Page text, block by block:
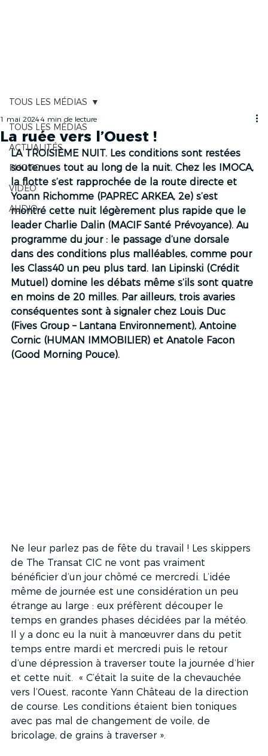
TOUS LES MÉDIAS
ACTUALITÉS
PHOTO
VIDÉO
AUDIO
TOUS LES MÉDIAS
La ruée vers l’Ouest !
1 mai 20244 min de lecture
LA TROISIÈME NUIT. Les conditions sont restées
soutenues tout au long de la nuit. Chez les IMOCA,
la flotte s’est rapprochée de la route directe et
Yoann Richomme (PAPREC ARKEA, 2e) s’est
montré cette nuit légèrement plus rapide que le
leader Charlie Dalin (MACIF Santé Prévoyance). Au
programme du jour : le passage d’une dorsale
dans des conditions plus malléables, comme pour
les Class40 un peu plus tard. Ian Lipinski (Crédit
Mutuel) domine les débats même s’ils sont quatre
en moins de 20 milles. Par ailleurs, trois avaries
conséquentes sont à signaler chez Louis Duc
(Fives Group – Lantana Environnement), Antoine
Cornic (HUMAN IMMOBILIER) et Anatole Facon
(Good Morning Pouce).
Ne leur parlez pas de fête du travail ! Les skippers
de The Transat CIC ne vont pas vraiment
bénéficier d’un jour chômé ce mercredi. L’idée
même de journée est une considération un peu
étrange au large : eux préfèrent découper le
temps en grandes phases décidées par la météo.
Il y a donc eu la nuit à manœuvrer dans du petit
temps entre mardi et mercredi puis le retour
d’une dépression à traverser toute la journée d’hier
et cette nuit.  « C’était la suite de la chevauchée
vers l’Ouest, raconte Yann Château de la direction
de course. Les conditions étaient bien toniques
avec pas mal de changement de voile, de
bricolage, de grains à traverser ».